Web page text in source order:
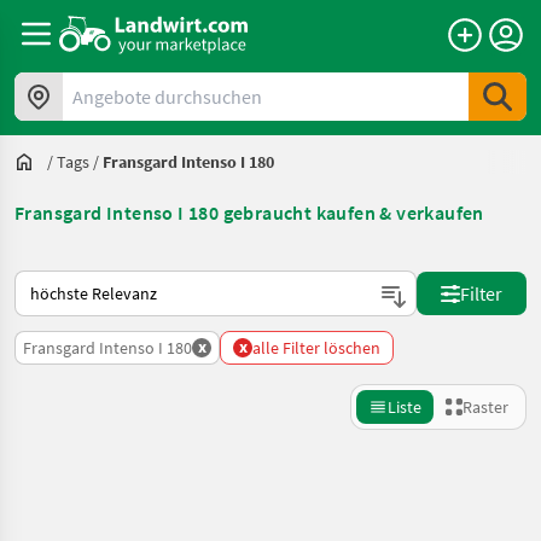
Angebote durchsuchen
/Tags / Fransgard Intenso I 180
Fransgard Intenso I 180 gebraucht kaufen & verkaufen
So wird auf Landwirt.com sortiert
Filter
Fransgard Intenso I 180 x x alle Filter löschen
Liste Raster